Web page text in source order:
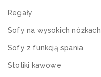
Regały
Sofy na wysokich nóżkach
Sofy z funkcją spania
Stoliki kawowe